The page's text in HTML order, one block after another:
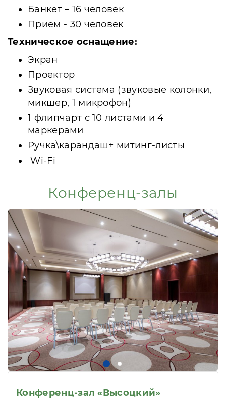
Банкет – 16 человек
Прием - 30 человек
Техническое оснащение:
Экран
Проектор
Звуковая система (звуковые колонки,
микшер, 1 микрофон)
1 флипчарт с 10 листами и 4
маркерами
Ручка\карандаш+ митинг-листы
Wi-Fi
Конференц-залы
Конференц-зал «Высоцкий»